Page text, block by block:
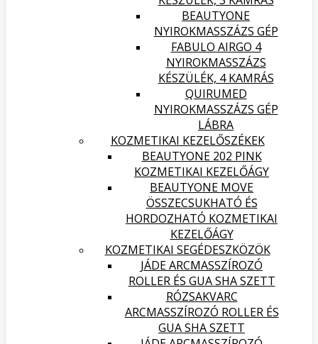
BEAUTYONE
NYIROKMASSZÁZS GÉP
FABULO AIRGO 4
NYIROKMASSZÁZS
KÉSZÜLÉK, 4 KAMRÁS
QUIRUMED
NYIROKMASSZÁZS GÉP
LÁBRA
KOZMETIKAI KEZELŐSZÉKEK
BEAUTYONE 202 PINK
KOZMETIKAI KEZELŐÁGY
BEAUTYONE MOVE
ÖSSZECSUKHATÓ ÉS
HORDOZHATÓ KOZMETIKAI
KEZELŐÁGY
KOZMETIKAI SEGÉDESZKÖZÖK
JÁDE ARCMASSZÍROZÓ
ROLLER ÉS GUA SHA SZETT
RÓZSAKVARC
ARCMASSZÍROZÓ ROLLER ÉS
GUA SHA SZETT